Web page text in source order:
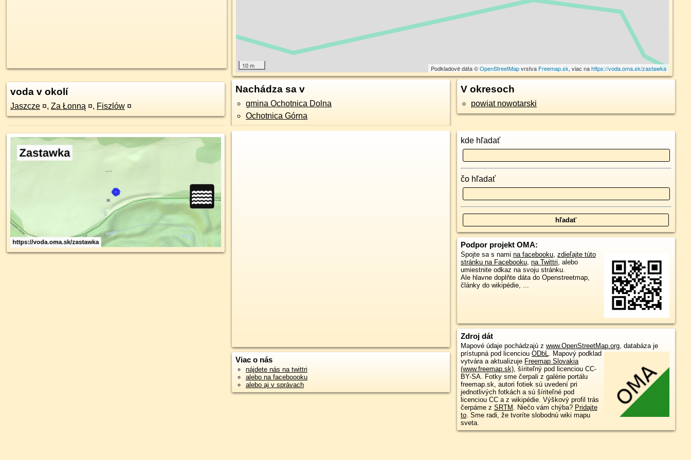
10 m Podkladové dáta ©OpenStreetMapvrstva Freemap.sk, viac nahttps://voda.oma.sk/zastawka
voda v okolí
Jaszcze ¤, Za Łonną ¤, Fiszlów ¤
Nachádza sa v
gmina Ochotnica Dolna
Ochotnica Górna
V okresoch
powiat nowotarski
Viac o nás
nájdete nás na twittri
alebo na faceboooku
alebo aj v správach
kde hľadať
čo hľadať
Podpor projekt OMA:
Spojte sa s nami na facebooku, zdieľajte túto
stránku na Facebooku, na Twittri, alebo
umiestnite odkaz na svoju stránku.
Ale hlavne doplňte dáta do Openstreetmap,
články do wikipédie, ...
Zdroj dát
Mapové údaje pochádzajú z www.OpenStreetMap.org, databáza je
prístupná pod licenciou ODbL. Mapový podklad
vytvára a aktualizuje Freemap Slovakia
(www.freemap.sk), šíriteľný pod licenciou CC-
BY-SA. Fotky sme čerpali z galérie portálu
freemap.sk, autori fotiek sú uvedení pri
jednotlivých fotkách a sú šíriteľné pod
licenciou CC a z wikipédie. Výškový profil trás
čerpáme z SRTM . Niečo vám chýba? Pridajte
to. Sme radi, že tvoríte slobodnú wiki mapu
sveta.